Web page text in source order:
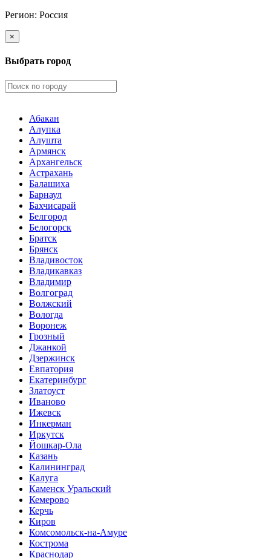
Регион: Россия
×
Выбрать город
Абакан
Алупка
Алушта
Армянск
Архангельск
Астрахань
Балашиха
Барнаул
Бахчисарай
Белгород
Белогорск
Братск
Брянск
Владивосток
Владикавказ
Владимир
Волгоград
Волжский
Вологда
Воронеж
Грозный
Джанкой
Дзержинск
Евпатория
Екатеринбург
Златоуст
Иваново
Ижевск
Инкерман
Иркутск
Йошкар-Ола
Казань
Калининград
Калуга
Каменск Уральский
Кемерово
Керчь
Киров
Комсомольск-на-Амуре
Кострома
Краснодар